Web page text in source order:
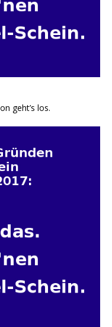
geht’s los.